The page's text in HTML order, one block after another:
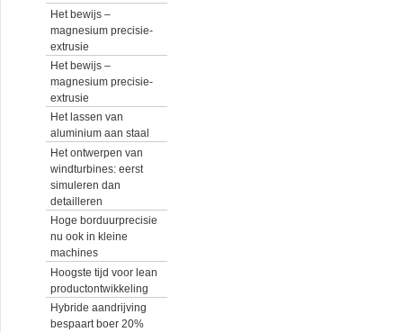
Het bewijs –
magnesium precisie-
extrusie
Het bewijs –
magnesium precisie-
extrusie
Het lassen van
aluminium aan staal
Het ontwerpen van
windturbines: eerst
simuleren dan
detailleren
Hoge borduurprecisie
nu ook in kleine
machines
Hoogste tijd voor lean
productontwikkeling
Hybride aandrijving
bespaart boer 20%